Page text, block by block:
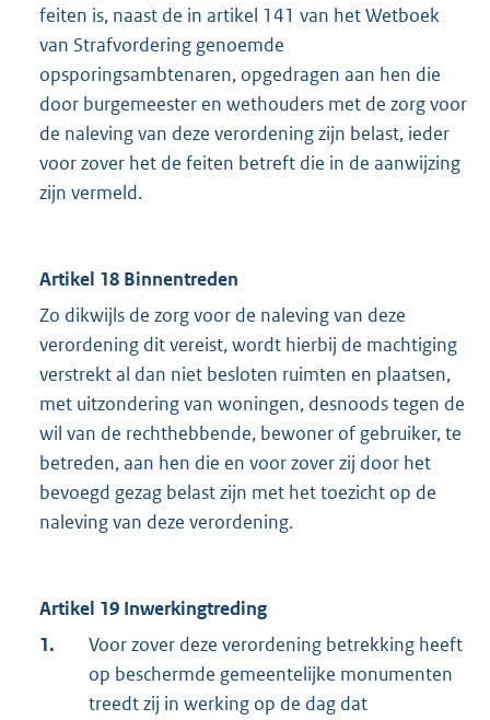
feiten is, naast de in artikel 141 van het Wetboek
van Strafvordering genoemde
opsporingsambtenaren, opgedragen aan hen die
door burgemeester en wethouders met de zorg voor
de naleving van deze verordening zijn belast, ieder
voor zover het de feiten betreft die in de aanwijzing
zijn vermeld.
Artikel 18 Binnentreden
Zo dikwijls de zorg voor de naleving van deze
verordening dit vereist, wordt hierbij de machtiging
verstrekt al dan niet besloten ruimten en plaatsen,
met uitzondering van woningen, desnoods tegen de
wil van de rechthebbende, bewoner of gebruiker, te
betreden, aan hen die en voor zover zij door het
bevoegd gezag belast zijn met het toezicht op de
naleving van deze verordening.
Artikel 19 Inwerkingtreding
1.
Voor zover deze verordening betrekking heeft
op beschermde gemeentelijke monumenten
treedt zij in werking op de dag dat